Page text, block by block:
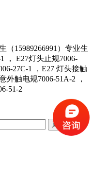
（15989266991）专业生
， E27灯头止规7006-
27C-1 ，E27 灯头接触
外触电规7006-51A-2 ，
51-2